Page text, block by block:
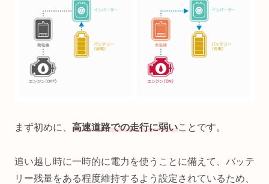
まず初めに、 高速道路での走行に弱いことです。
追い越し時に一時的に電力を使うことに備えて、バッテ
リー残量をある程度維持するよう設定されているため、